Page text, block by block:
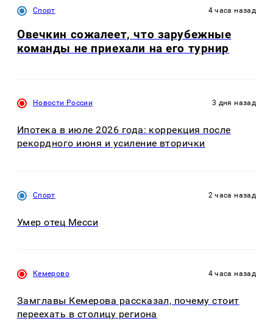
Спорт 4 часа назад
Овечкин сожалеет, что зарубежные
команды не приехали на его турнир
Новости России 3 дня назад
Ипотека в июле 2026 года: коррекция после
рекордного июня и усиление вторички
Спорт 2 часа назад
Умер отец Месси
Кемерово 4 часа назад
Замглавы Кемерова рассказал, почему стоит
переехать в столицу региона